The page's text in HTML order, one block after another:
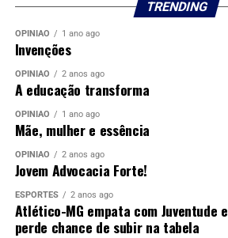
TRENDING
OPINIÃO 1 ano ago
Invenções
OPINIÃO 2 anos ago
A educação transforma
OPINIÃO 1 ano ago
Mãe, mulher e essência
OPINIÃO 2 anos ago
Jovem Advocacia Forte!
ESPORTES 2 anos ago
Atlético-MG empata com Juventude e
perde chance de subir na tabela